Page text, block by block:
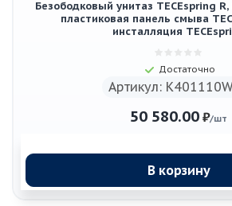
Безободковый унитаз TECEspring
пластиковая панель смыва
инсталляция
Достаточно
Артикул:
50 580.00 ₽/шт
В корзину